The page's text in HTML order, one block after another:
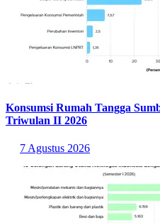
Konsumsi Rumah Tangga
Triwulan II 2026
7 Agustus 2026